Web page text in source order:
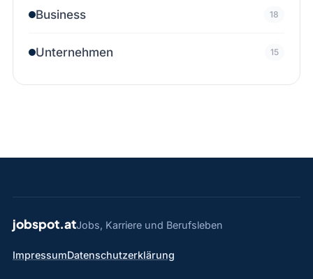
Business 18
Unternehmen 15
jobspot.atJobs, Karriere und Berufsleben
ImpressumDatenschutzerklärung